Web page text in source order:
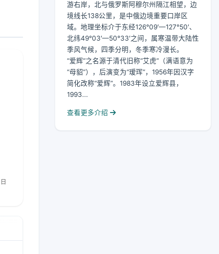
游右岸，北与俄罗斯阿穆尔州隔江相望，边
境线长138公里，是中俄边境重要口岸区
域。地理坐标介于东经126°09′—127°50′、
北纬49°03′—50°33′之间，属寒温带大陆性
季风气候，四季分明，冬季寒冷漫长。
“爱辉”之名源于清代旧称“艾虎”（满语意为
“母貂”），后演变为“瑷珲”，1956年因汉字
简化改称“爱辉”。1983年设立爱辉县，
1993...
查看更多介绍